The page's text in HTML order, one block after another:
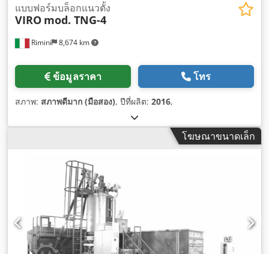
Rimini 8,674 km
แบบฟอร์มบล็อกแนวตั้ง
VIRO mod. TNG-4
ข้อมูลราคา โทร
สภาพ: สภาพดีมาก (มือสอง), ปีที่ผลิต: 2016,
โฆษณาขนาดเล็ก